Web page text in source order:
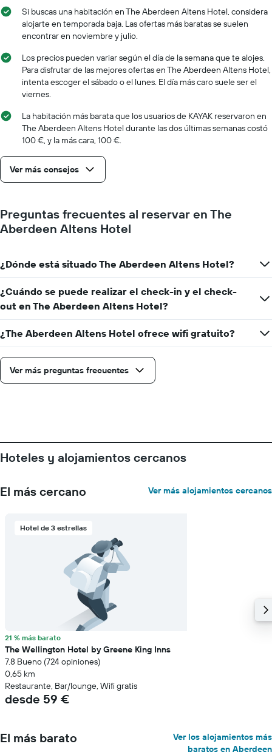
indica
el
precio
medio
de
una
habitación
fecha
de
gráfico
muestra
que
indica
número
de
días
para
la
gráfico
muestra
1
eje
Y
que
indica
el
precio
medio
Si buscas una habitación en The Aberdeen Altens Hotel, considera
alojarte en temporada baja. Las ofertas más baratas se suelen
encontrar en noviembre y julio.
Los precios pueden variar según el día de la semana que te alojes.
Para disfrutar de las mejores ofertas en The Aberdeen Altens Hotel,
intenta escoger el sábado o el lunes. El día más caro suele ser el
viernes.
La habitación más barata que los usuarios de KAYAK reservaron en
The Aberdeen Altens Hotel durante las dos últimas semanas costó
100 €, y la más cara, 100 €.
Ver más consejos
Preguntas frecuentes al reservar en The
Aberdeen Altens Hotel
¿Dónde está situado The Aberdeen Altens Hotel?
¿Cuándo se puede realizar el check-in y el check-
out en The Aberdeen Altens Hotel?
¿The Aberdeen Altens Hotel ofrece wifi gratuito?
Ver más preguntas frecuentes
Hoteles y alojamientos cercanos
El más cercano Ver más alojamientos cercanos
Hotel de 3 estrellas
21 % más barato
The Wellington Hotel by Greene King Inns
7.8 Bueno (724 opiniones)
0,65 km
Restaurante, Bar/lounge, Wifi gratis
desde 59 €
El más barato
Ver los alojamientos más
baratos en Aberdeen